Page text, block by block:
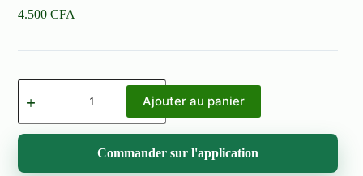
4.500CFA
quantité
de
DE
COCO
COCO
Ajouter au panier
Commander sur l'application